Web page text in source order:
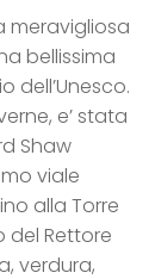
meravigliosa
bellissima
dell’Unesco.
e’ stata
Shaw
viale
alla Torre
del Rettore
verdura,